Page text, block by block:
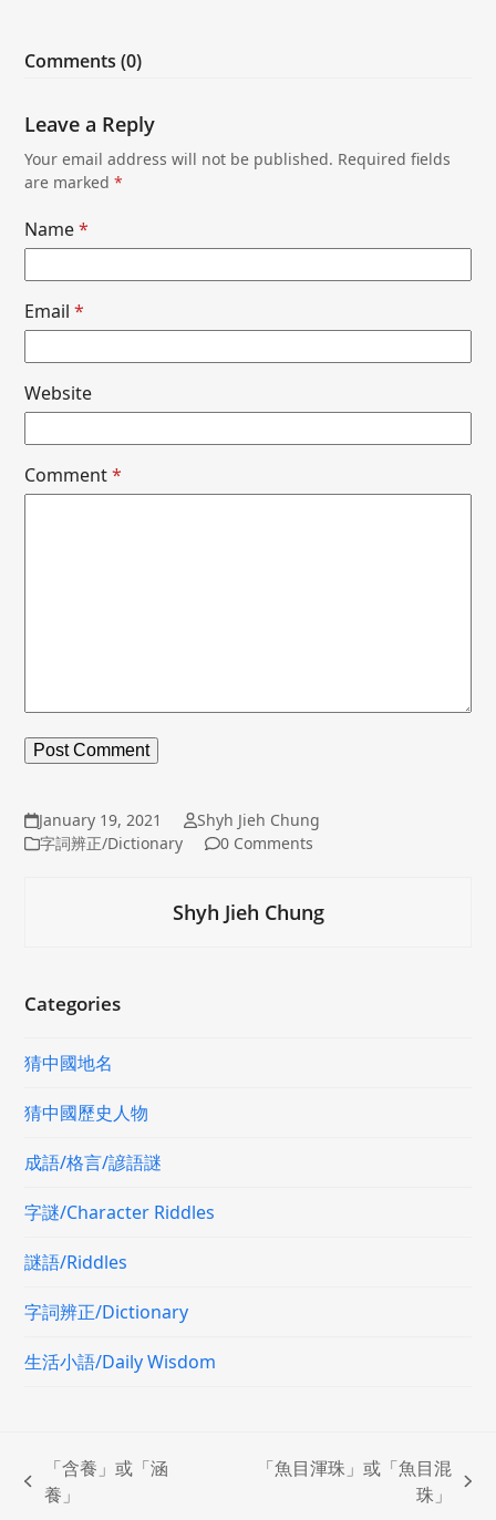
Comments (0)
Leave a Reply
Your email address will not be published. Required fields
are marked*
Name*
Email*
Website
Comment*
January 19, 2021
Shyh Jieh Chung
字詞辨正/Dictionary
0 Comments
Shyh Jieh Chung
Categories
猜中國地名
猜中國歷史人物
成語/格言/諺語謎
字謎/Character Riddles
謎語/Riddles
字詞辨正/Dictionary
生活小語/Daily Wisdom
previous
「含養」或「涵
養」
「魚目渾珠」或「魚目混
珠」